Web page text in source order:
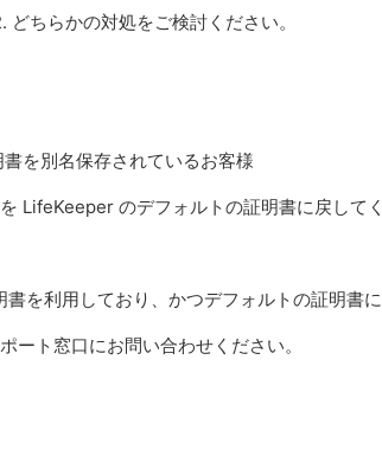
どちらかの対処をご検討ください。
を別名保存されているお客様
LifeKeeper のデフォルトの証明書に戻してく
書を利用しており、かつデフォルトの証明書
ート窓口にお問い合わせください。